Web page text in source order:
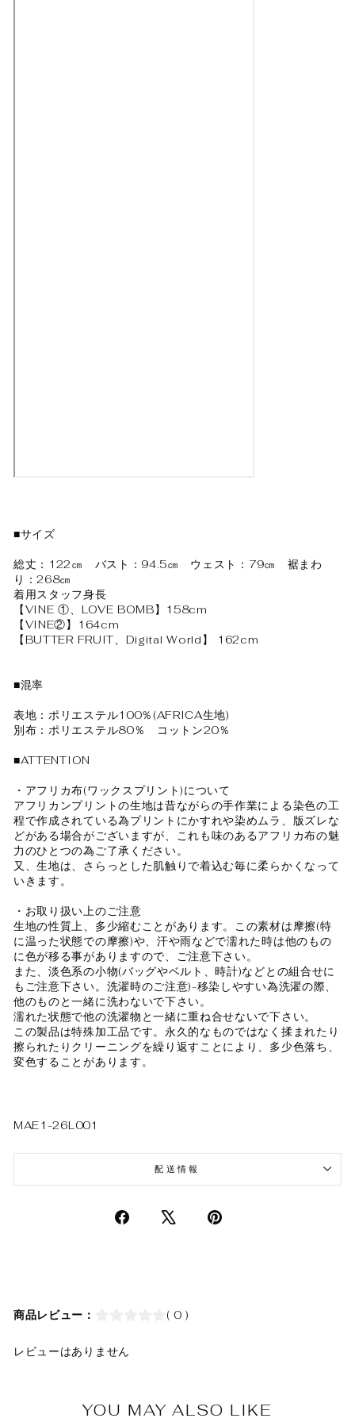
■サイズ
総丈：122㎝ バスト：94.5㎝ ウェスト：79㎝ 裾まわ
り：268㎝
着用スタッフ身長
【VINE ①、LOVE BOMB】158cm
【VINE②】164cm
【BUTTER FRUIT、Digital World】 162cm
■混率
表地：ポリエステル100％(AFRICA生地)
別布：ポリエステル80％ コットン20％
■ATTENTION
・アフリカ布(ワックスプリント)について
アフリカンプリントの生地は昔ながらの手作業による染色の工
程で作成されている為プリントにかすれや染めムラ、版ズレな
どがある場合がございますが、これも味のあるアフリカ布の魅
力のひとつの為ご了承ください。
又、生地は、さらっとした肌触りで着込む毎に柔らかくなって
いきます。
・お取り扱い上のご注意
生地の性質上、多少縮むことがあります。この素材は摩擦(特
に温った状態での摩擦)や、汗や雨などで濡れた時は他のもの
に色が移る事がありますので、ご注意下さい。
また、淡色系の小物(バッグやベルト、時計)などとの組合せに
もご注意下さい。洗濯時のご注意)-移染しやすい為洗濯の際、
他のものと一緒に洗わないで下さい。
濡れた状態で他の洗濯物と一緒に重ね合せないで下さい。
この製品は特殊加工品です。永久的なものではなく揉まれたり
擦られたりクリーニングを繰り返すことにより、多少色落ち、
変色することがあります。
MAE1-26L001
配送情報
商品レビュー： ( 0 )
レビューはありません
YOU MAY ALSO LIKE